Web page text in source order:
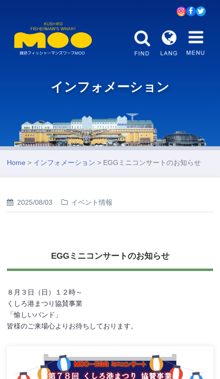
インフォメーション
Home > インフォメーション > EGGミニコンサートのお知らせ
2025/08/03 イベント情報
EGGミニコンサートのお知らせ
８月３日（日）１２時～
くしろ港まつり協賛事業
「愉しいバンド」
皆様のご来場心よりお待ちしております。